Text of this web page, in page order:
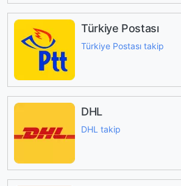
Türkiye Postası
Türkiye Postası takip
DHL
DHL takip